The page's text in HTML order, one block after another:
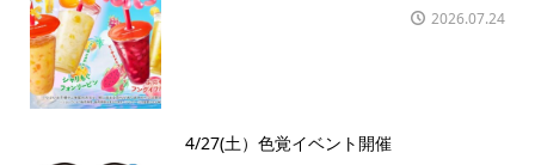
2026.07.24
4/27(土）色覚イベント開催